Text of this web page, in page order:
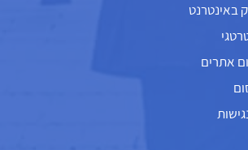
באינטרנט
אתרים